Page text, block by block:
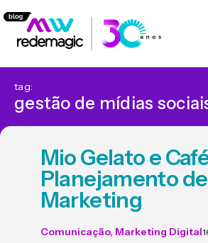
tag:
gestão de mídias
Mio Gelato e
Planejamento de
Marketing
Comunicação, Marketing Digital